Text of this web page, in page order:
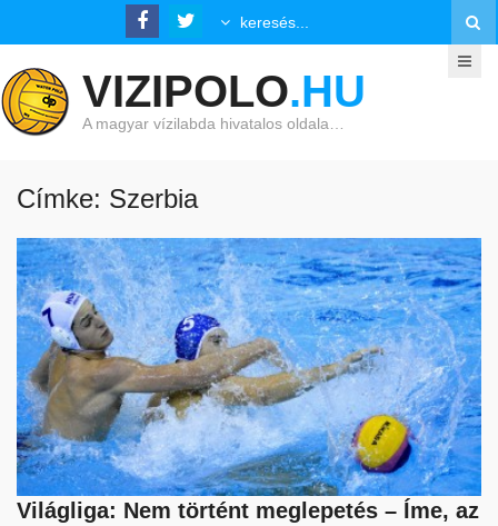
VIZIPOLO.HU
A magyar vízilabda hivatalos oldala…
Címke: Szerbia
Világliga: Nem történt meglepetés – Íme, az